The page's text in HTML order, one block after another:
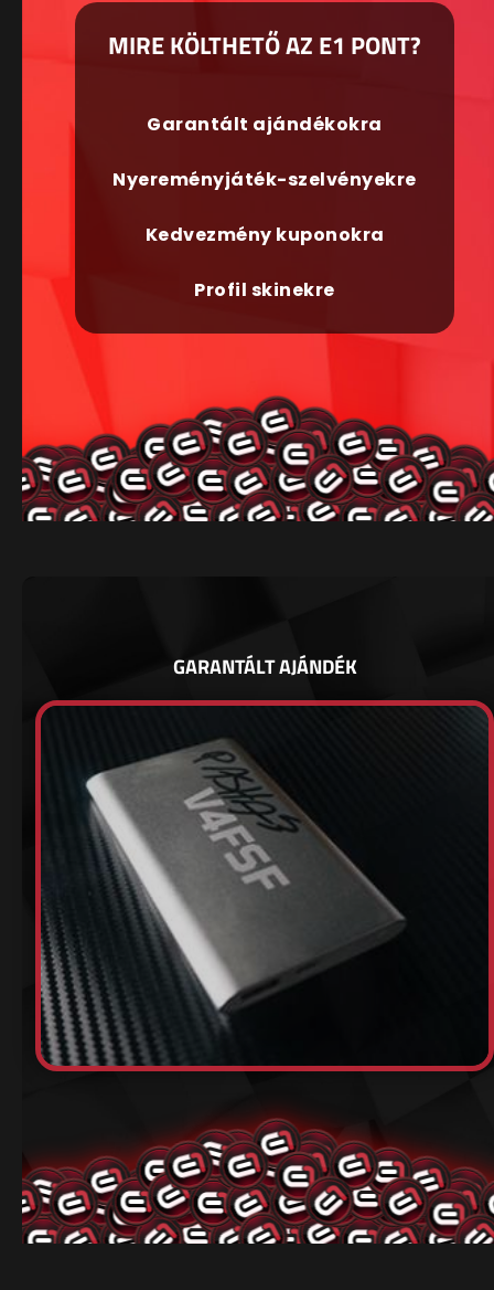
MIRE KÖLTHETŐ AZ E1 PONT?
Garantált ajándékokra
Nyereményjáték-szelvényekre
Kedvezmény kuponokra
Profil skinekre
GARANTÁLT AJÁNDÉK